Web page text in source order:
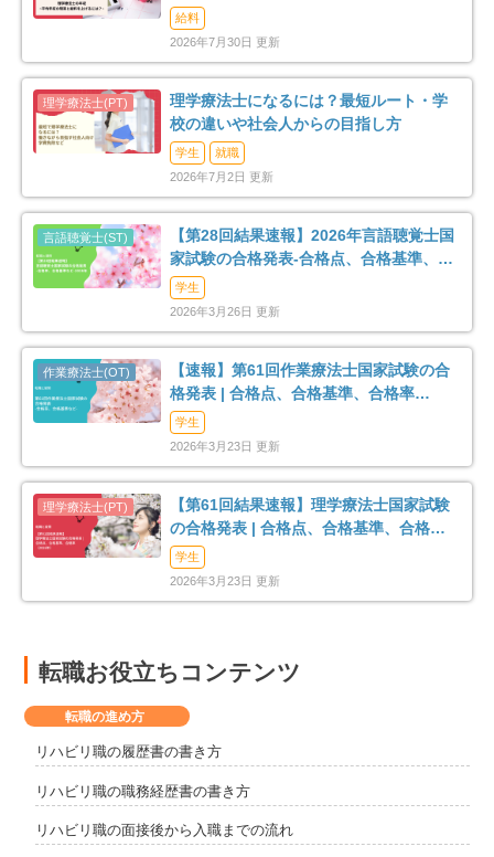
給料
2026年7月30日 更新
理学療法士になるには？最短ルート・学
校の違いや社会人からの目指し方
学生
就職
2026年7月2日 更新
【第28回結果速報】2026年言語聴覚士国
家試験の合格発表-合格点、合格基準、合
格率など-
学生
2026年3月26日 更新
【速報】第61回作業療法士国家試験の合
格発表 | 合格点、合格基準、合格率
（2026年）
学生
2026年3月23日 更新
【第61回結果速報】理学療法士国家試験
の合格発表 | 合格点、合格基準、合格率
（2026年）
学生
2026年3月23日 更新
転職お役立ちコンテンツ
転職の進め方
リハビリ職の履歴書の書き方
リハビリ職の職務経歴書の書き方
リハビリ職の面接後から入職までの流れ